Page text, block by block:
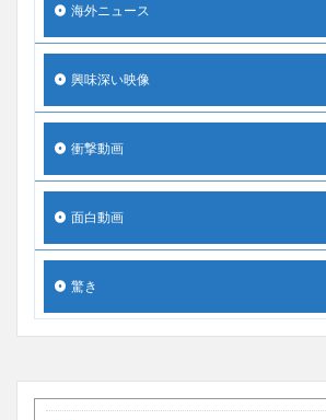
海外ニュース
興味深い映像
衝撃動画
面白動画
驚き